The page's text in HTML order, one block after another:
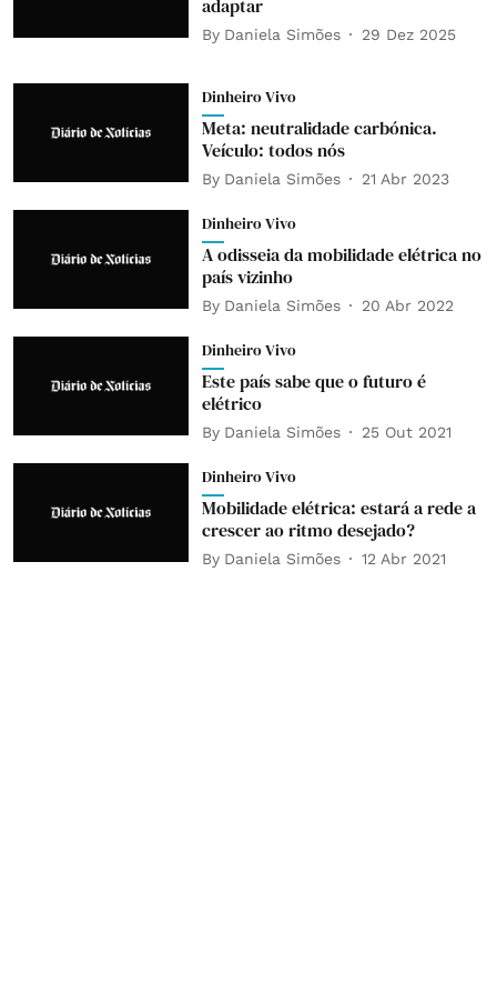
adaptar
By Daniela Simões 29 Dez 2025
Dinheiro Vivo
Meta: neutralidade carbónica.
Veículo: todos nós
By Daniela Simões 21 Abr 2023
Dinheiro Vivo
A odisseia da mobilidade elétrica no
país vizinho
By Daniela Simões 20 Abr 2022
Dinheiro Vivo
Este país sabe que o futuro é
elétrico
By Daniela Simões 25 Out 2021
Dinheiro Vivo
Mobilidade elétrica: estará a rede a
crescer ao ritmo desejado?
By Daniela Simões 12 Abr 2021